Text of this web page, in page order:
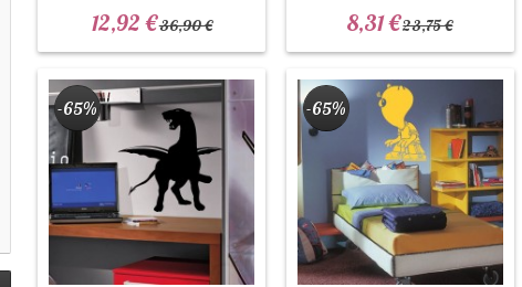
12,92 €36,90 € 8,31 €23,75 €
-65% -65%